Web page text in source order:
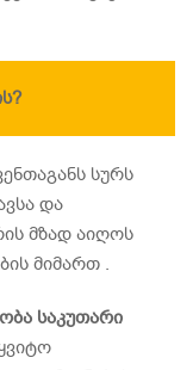
სურს
და
მზად აიღოს
მიმართ .
საკუთარი